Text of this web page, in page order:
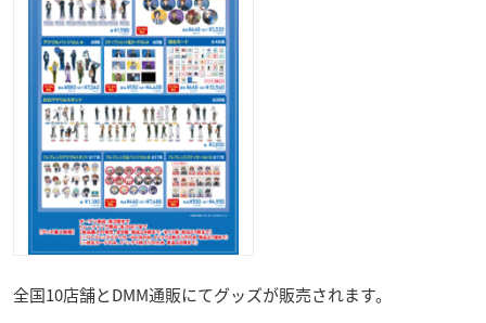
全国10店舗とDMM通販にてグッズが販売されます。